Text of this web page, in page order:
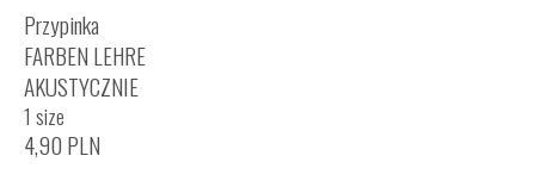
Przypinka
FARBEN LEHRE
AKUSTYCZNIE
1 size
4,90 PLN